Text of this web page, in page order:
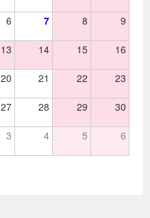
6 7 8 9
13 14 15 16
20 21 22 23
27 28 29 30
3 4 5 6